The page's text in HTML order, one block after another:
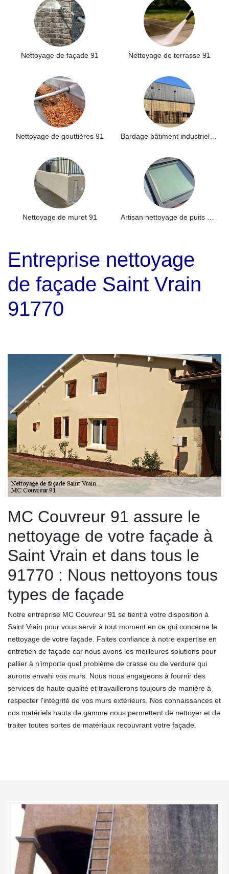
Nettoyage de façade 91 Nettoyage de terrasse 91
Nettoyage de gouttières 91
Nettoyage de muret 91
Entreprise nettoyage
de façade Saint Vrain
91770
MC Couvreur 91 assure le
nettoyage de votre façade à
Saint Vrain et dans tous le
91770 : Nous nettoyons tous
types de façade
Notre entreprise MC Couvreur 91 se tient à votre disposition à
Saint Vrain pour vous servir à tout moment en ce qui concerne le
nettoyage de votre façade. Faites confiance à notre expertise en
entretien de façade car nous avons les meilleures solutions pour
pallier à n’importe quel problème de crasse ou de verdure qui
aurons envahi vos murs. Nous nous engageons à fournir des
services de haute qualité et travaillerons toujours de manière à
respecter l'intégrité de vos murs extérieurs. Nos connaissances et
nos matériels hauts de gamme nous permettent de nettoyer et de
traiter toutes sortes de matériaux recouvrant votre façade.